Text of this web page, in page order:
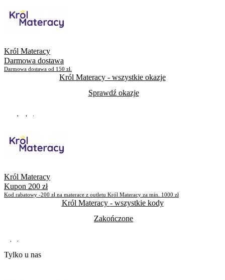
Król Materacy
Darmowa dostawa
Darmowa dostawa od 150 zł.
Król Materacy - wszystkie okazje
Sprawdź okazje
Do odwołania
Skorzystało
Król Materacy
Kupon 200 zł
Kod rabatowy -200 zł na materace z outletu Król Materacy za min. 1000 zł
Król Materacy - wszystkie kody
Zakończone
Zakończone
Tylko u nas